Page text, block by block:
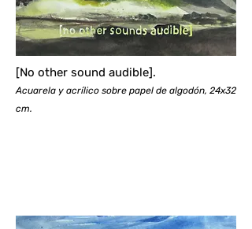
[No other sound audible].
Acuarela y acrílico sobre papel de algodón, 24x32
cm.